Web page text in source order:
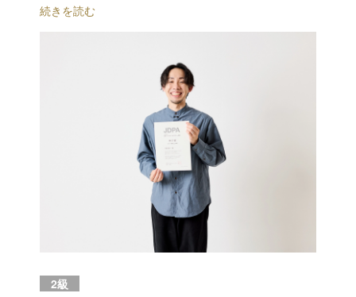
続きを読む
2級